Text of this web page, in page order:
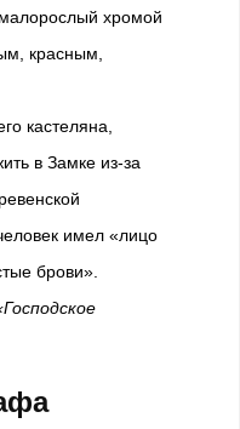
хромой
красным,
кастеляна,
в Замке из-за
имел «лицо
брови».